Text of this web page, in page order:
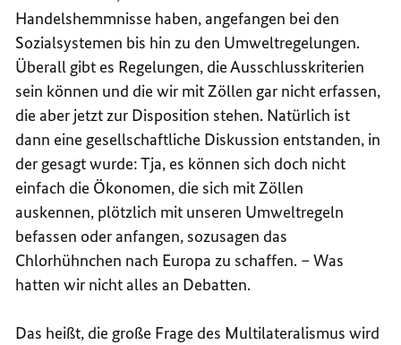
Handelshemmnisse haben, angefangen bei den
Sozialsystemen bis hin zu den Umweltregelungen.
Überall gibt es Regelungen, die Ausschlusskriterien
sein können und die wir mit Zöllen gar nicht erfassen,
die aber jetzt zur Disposition stehen. Natürlich ist
dann eine gesellschaftliche Diskussion entstanden, in
der gesagt wurde: Tja, es können sich doch nicht
einfach die Ökonomen, die sich mit Zöllen
auskennen, plötzlich mit unseren Umweltregeln
befassen oder anfangen, sozusagen das
Chlorhühnchen nach Europa zu schaffen. – Was
hatten wir nicht alles an Debatten.
Das heißt, die große Frage des Multilateralismus wird